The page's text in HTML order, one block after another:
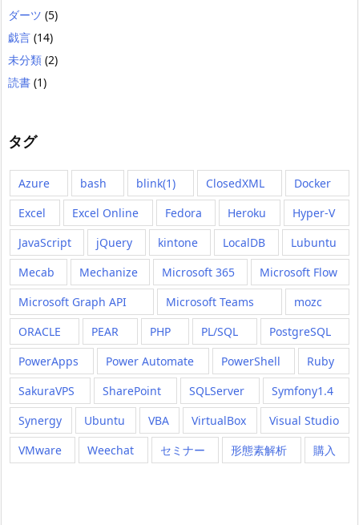
ダーツ (5)
戯言 (14)
未分類 (2)
読書 (1)
タグ
Azure bash blink(1) ClosedXML
Docker
Excel
Excel Online Fedora Heroku
Hyper-V
JavaScript
jQuery kintone LocalDB
Lubuntu
Mecab
Mechanize Microsoft 365
Microsoft Flow
Microsoft Graph API
Microsoft Teams
mozc
ORACLE
PEAR PHP PL/SQL
PostgreSQL
PowerApps
Power Automate PowerShell
Ruby
SakuraVPS
SharePoint SQLServer
Symfony1.4
Synergy
Ubuntu VBA VirtualBox
Visual Studio
VMware
Weechat セミナー 形態素解析 購入